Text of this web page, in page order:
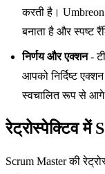
करती है।
बनाता है और स्पष्ट
निर्णय और एक्शन-
आपको निर्दिष्ट
स्वचालित रूप से आगे
रेट्रोस्पेक्टिव में
Scrum Master की